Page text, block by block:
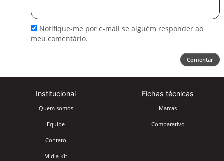
Notifique-me por e-mail se alguém responder ao
meu comentário.
Comentar
Institucional
Quem somos
Equipe
Contato
Mídia Kit
Fichas técnicas
Marcas
Comparativo